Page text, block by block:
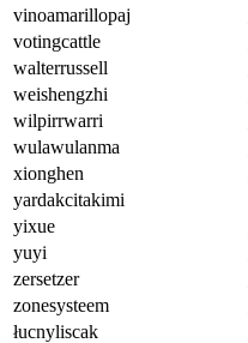
vinoamarillopaj
votingcattle
walterrussell
weishengzhi
wilpirrwarri
wulawulanma
xionghen
yardakcitakimi
yixue
yuyi
zersetzer
zonesysteem
łucnyliscak